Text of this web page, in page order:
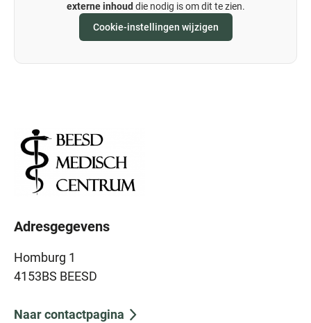
externe inhoud die nodig is om dit te zien.
Cookie-instellingen wijzigen
Adresgegevens
Homburg 1
4153BS BEESD
Naar contactpagina